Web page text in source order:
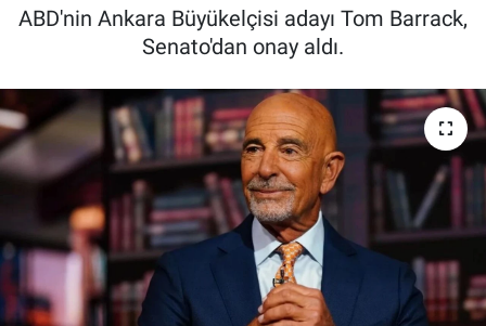
ABD'nin Ankara Büyükelçisi adayı Tom Barrack,
Senato'dan onay aldı.